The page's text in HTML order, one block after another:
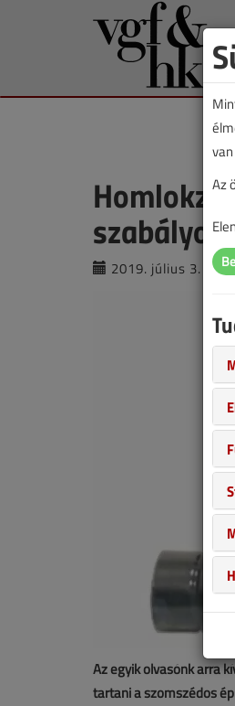
2019. július 3. |
Az egyik olvasónk arra
tartani a szomszédos
Az